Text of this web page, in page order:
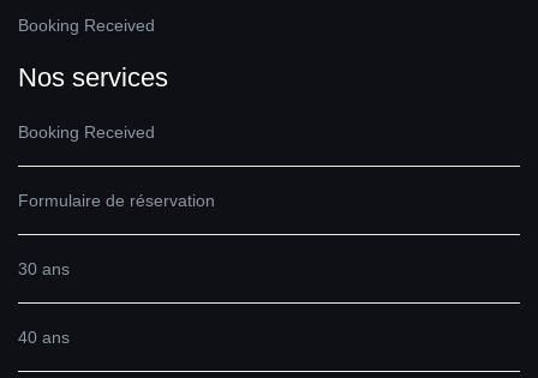
Booking Received
Nos services
Booking Received
Formulaire de réservation
30 ans
40 ans